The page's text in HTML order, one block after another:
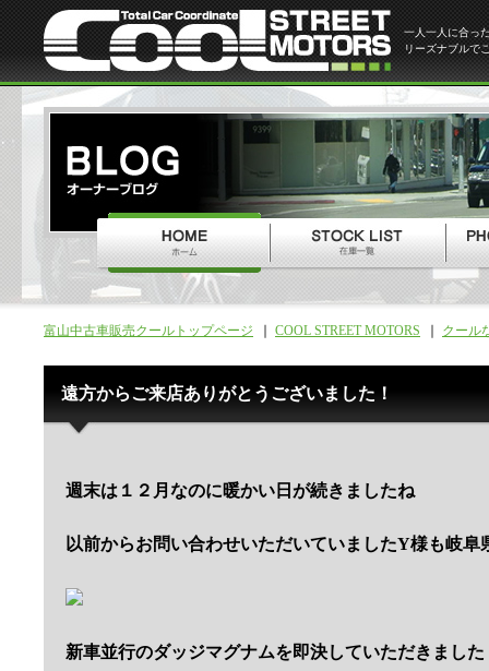
一人一人に合っ
リーズナブルで
富山中古車販売クールトップページ COOL STREET MOTORS クール
遠方からご来店ありがとうございました！
週末は１２月なのに暖かい日が続きましたね
以前からお問い合わせいただいていましたY様も岐阜
新車並行のダッジマグナムを即決していただきました